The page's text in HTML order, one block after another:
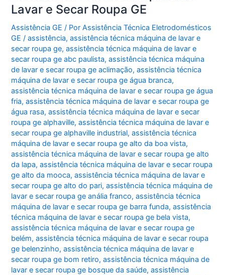
Lavar e Secar Roupa GE
Assistência GE / PorAssistência Técnica Eletrodomésticos
GE /assistência,assistência técnica máquina de lavar e
secar roupa ge,assistência técnica máquina de lavar e
secar roupa ge abc paulista,assistência técnica máquina
de lavar e secar roupa ge aclimação,assistência técnica
máquina de lavar e secar roupa ge água branca,
assistência técnica máquina de lavar e secar roupa ge água
fria,assistência técnica máquina de lavar e secar roupa ge
água rasa,assistência técnica máquina de lavar e secar
roupa ge alphaville,assistência técnica máquina de lavar e
secar roupa ge alphaville industrial,assistência técnica
máquina de lavar e secar roupa ge alto da boa vista,
assistência técnica máquina de lavar e secar roupa ge alto
da lapa,assistência técnica máquina de lavar e secar roupa
ge alto da mooca,assistência técnica máquina de lavar e
secar roupa ge alto do pari,assistência técnica máquina de
lavar e secar roupa ge anália franco,assistência técnica
máquina de lavar e secar roupa ge barra funda,assistência
técnica máquina de lavar e secar roupa ge bela vista,
assistência técnica máquina de lavar e secar roupa ge
belém,assistência técnica máquina de lavar e secar roupa
ge belenzinho,assistência técnica máquina de lavar e
secar roupa ge bom retiro,assistência técnica máquina de
lavar e secar roupa ge bosque da saúde,assistência